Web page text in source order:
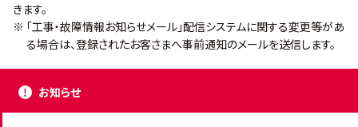
きます。
※ 「工事・故障情報お知らせメール」配信システムに関する変更等があ
る場合は、登録されたお客さまへ事前通知のメールを送信します。
お知らせ